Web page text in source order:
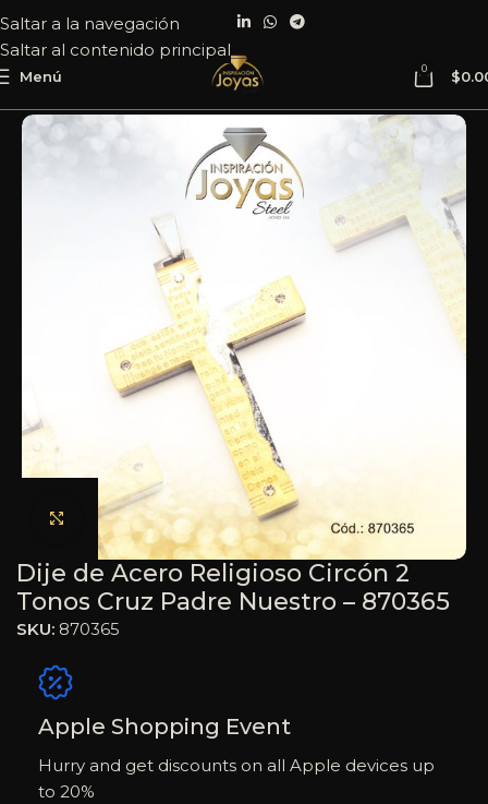
Saltar a la navegación
Saltar al contenido principal
Menú 0 $
Haga clic para ampliar
Dije de Acero Religioso Circón 2
Tonos Cruz Padre Nuestro – 870365
SKU: 870365
Apple Shopping Event
Hurry and get discounts on all Apple devices up
to 20%